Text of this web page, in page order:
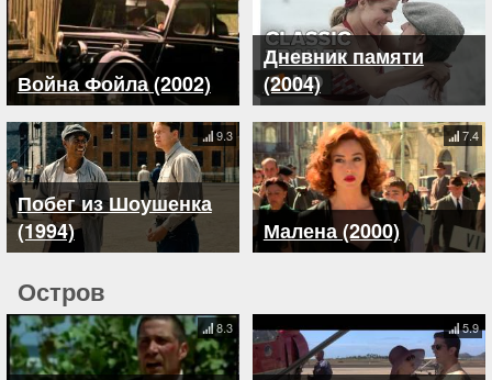
Война Фойла (2002)
Дневник памяти
(2004)
Побег из Шоушенка
(1994)
9.3
Малена (2000)
7.4
Остров
8.3 5.9